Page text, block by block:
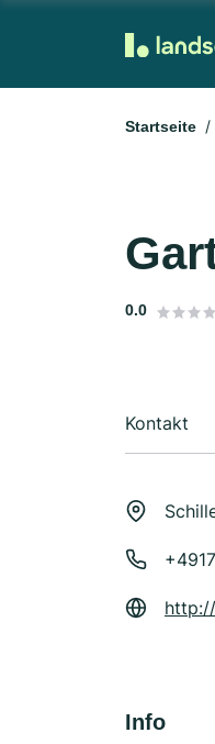
Startseite
0.0
Kontakt
Info